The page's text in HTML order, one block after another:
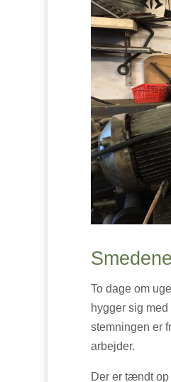
To dage om
hygger sig
stemningen er
arbejder.
Der er tændt